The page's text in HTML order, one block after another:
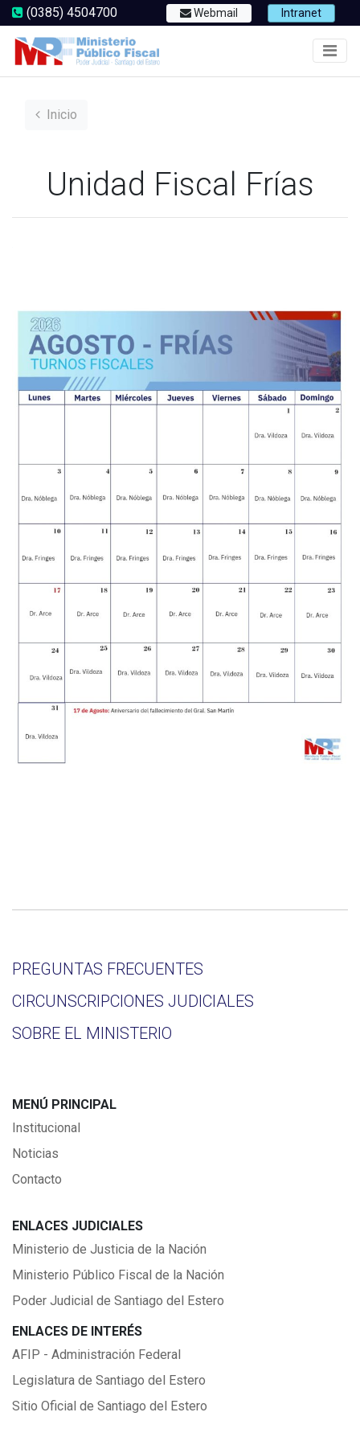
(0385) 4504700 Webmail Intranet
Inicio
Unidad Fiscal Frías
PREGUNTAS FRECUENTES
CIRCUNSCRIPCIONES JUDICIALES
SOBRE EL MINISTERIO
MENÚ PRINCIPAL
Institucional
Noticias
Contacto
ENLACES JUDICIALES
Ministerio de Justicia de la Nación
Ministerio Público Fiscal de la Nación
Poder Judicial de Santiago del Estero
ENLACES DE INTERÉS
AFIP - Administración Federal
Legislatura de Santiago del Estero
Sitio Oficial de Santiago del Estero